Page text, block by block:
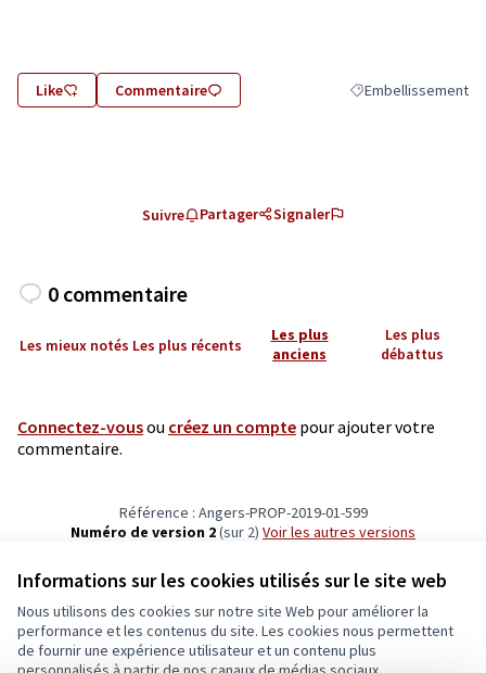
Informations sur les cookies utilisés sur le site web
Nous utilisons des cookies sur notre site Web pour améliorer la
performance et les contenus du site. Les cookies nous permettent
de fournir une expérience utilisateur et un contenu plus
Like Commentaire Filtrer les résultats
Embellissement
Suivre Partager Signaler
0 commentaire
Les mieux notés Les plus récents
Les plus
anciens
Les plus
débattus
Connectez-vousou créez un compte pour ajouter votre
commentaire.
Référence : Angers-PROP-2019-01-599
Numéro de version 2(sur 2)
voir les autres versions
Conditions d'utilisation
Paramètres des cookies
Ecrivons Angers sur X
Ecrivons Angers sur Facebook